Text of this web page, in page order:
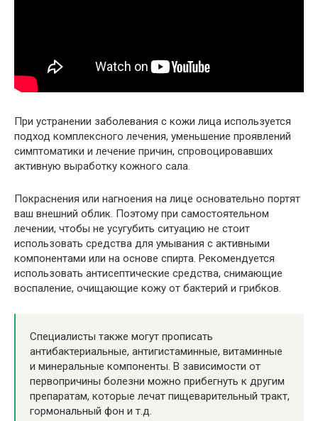
При устранении заболевания с кожи лица используется
подход комплексного лечения, уменьшение проявлений
симптоматики и лечение причин, спровоцировавших
активную выработку кожного сала.
Покраснения или нагноения на лице основательно портят
ваш внешний облик. Поэтому при самостоятельном
лечении, чтобы не усугубить ситуацию не стоит
использовать средства для умывания с активными
компонентами или на основе спирта. Рекомендуется
использовать антисептические средства, снимающие
воспаление, очищающие кожу от бактерий и грибков.
Специалисты также могут прописать
антибактериальные, антигистаминные, витаминные
и минеральные компоненты. В зависимости от
первопричины болезни можно прибегнуть к другим
препаратам, которые лечат пищеварительный тракт,
гормональный фон и т.д.